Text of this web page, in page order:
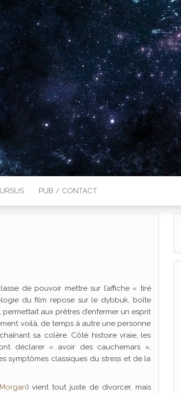
PUB / CONTACT
de pouvoir mettre sur l’affiche « tiré
du film repose sur le dybbuk, boîte
aux prêtres d’enfermer un esprit
voilà, de temps à autre une personne
sa colère. Côté histoire vraie, les
déclarer « avoir des cauchemars »,
symptômes classiques du stress et de la
) vient tout juste de divorcer, mais